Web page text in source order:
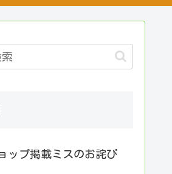
ップ掲載ミスのお詫び